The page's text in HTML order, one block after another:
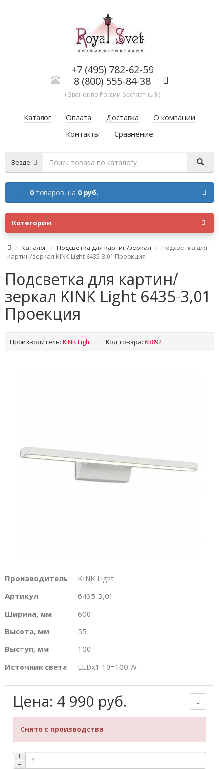
+7 (495) 782-62-59
8 (800) 555-84-38
( Звонок по России бесплатный )
Каталог Оплата Доставка
О компании
Контакты
Сравнение
Везде
0 товаров, на 0 руб.
Категории
Каталог Подсветка для картин/зеркал
Подсветка для
картин/зеркал KINK Light 6435-3,01 Проекция
Подсветка для картин/
зеркал KINK Light 6435-3,01
Проекция
Производитель: KINK Light Код товара: 63892
Производитель
KINK Light
Артикул
6435-3,01
Ширина, мм
600
Высота, мм
55
Выступ, мм
100
Источник света
LEDх1 10=100 W
Цена: 4 990 руб.
Снято с производства
+
−